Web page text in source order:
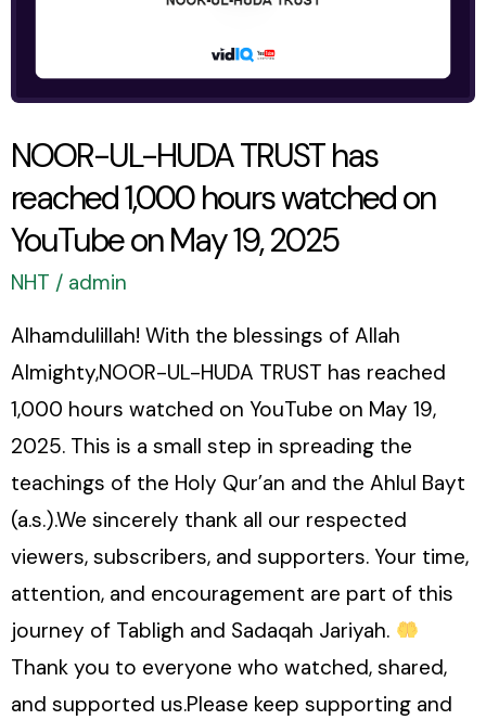
NOOR-UL-HUDA TRUST has
reached 1,000 hours watched on
YouTube on May 19, 2025
NHT / admin
Alhamdulillah! With the blessings of Allah
Almighty,NOOR-UL-HUDA TRUST has reached
1,000 hours watched on YouTube on May 19,
2025. This is a small step in spreading the
teachings of the Holy Qur’an and the Ahlul Bayt
(a.s.).We sincerely thank all our respected
viewers, subscribers, and supporters. Your time,
attention, and encouragement are part of this
journey of Tabligh and Sadaqah Jariyah.
Thank you to everyone who watched, shared,
and supported us.Please keep supporting and
May
2025